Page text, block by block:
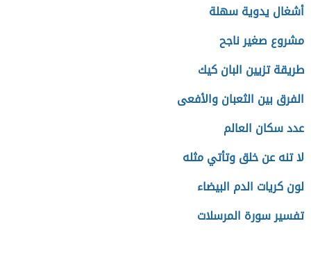
أشغال يدوية سهلة
مشروع صغير ناجح
طريقة تزيين البان كيك
الفرق بين الثعبان والأفعى
عدد سكان العالم
لا تنه عن خلق وتأتي مثله
لون كريات الدم البيضاء
تفسير سورة المرسلات